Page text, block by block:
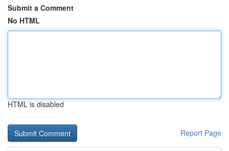
Submit a Comment
No HTML
HTML is disabled
Report Page